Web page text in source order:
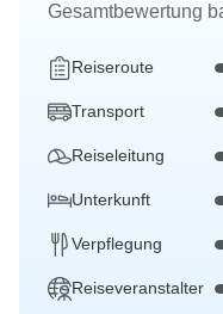
Gesamtbewertung
Reiseroute
Transport
Reiseleitung
Unterkunft
Verpflegung
Reiseveranstalter